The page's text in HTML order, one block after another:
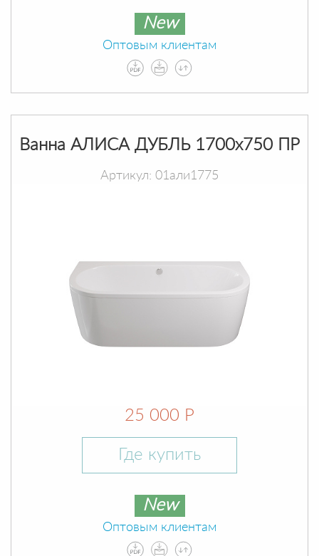
New
Оптовым клиентам
Ванна АЛИСА ДУБЛЬ 1700х750 ПР
Артикул: 01али1775
25 000 Р
Где купить
New
Оптовым клиентам